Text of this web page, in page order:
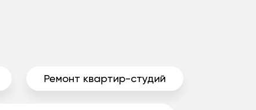
Ремонт квартир-студий